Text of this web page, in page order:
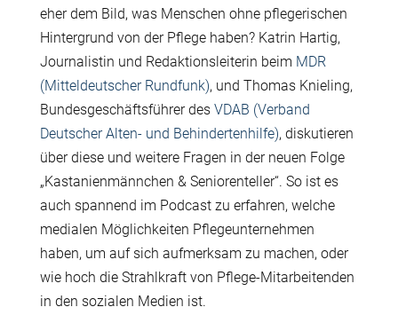
eher dem Bild, was Menschen ohne pflegerischen
Hintergrund von der Pflege haben? Katrin Hartig,
Journalistin und Redaktionsleiterin beim MDR
(Mitteldeutscher Rundfunk), und Thomas Knieling,
Bundesgeschäftsführer des VDAB (Verband
Deutscher Alten- und Behindertenhilfe), diskutieren
über diese und weitere Fragen in der neuen Folge
„Kastanienmännchen & Seniorenteller“. So ist es
auch spannend im Podcast zu erfahren, welche
medialen Möglichkeiten Pflegeunternehmen
haben, um auf sich aufmerksam zu machen, oder
wie hoch die Strahlkraft von Pflege-Mitarbeitenden
in den sozialen Medien ist.